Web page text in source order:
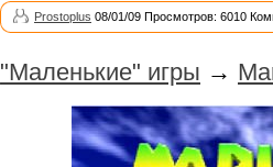
Prostoplus 08/01/09 Просмотров: 6010
"Маленькие" игры →